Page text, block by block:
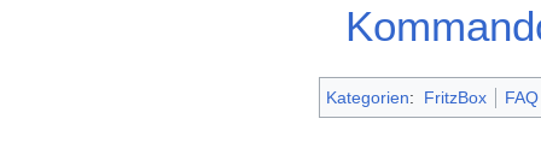
Kategorien: FritzBox FAQ